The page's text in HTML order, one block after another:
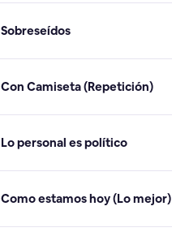
Sobreseídos
Con Camiseta (Repetición)
Lo personal es político
Como estamos hoy (Lo mejor)